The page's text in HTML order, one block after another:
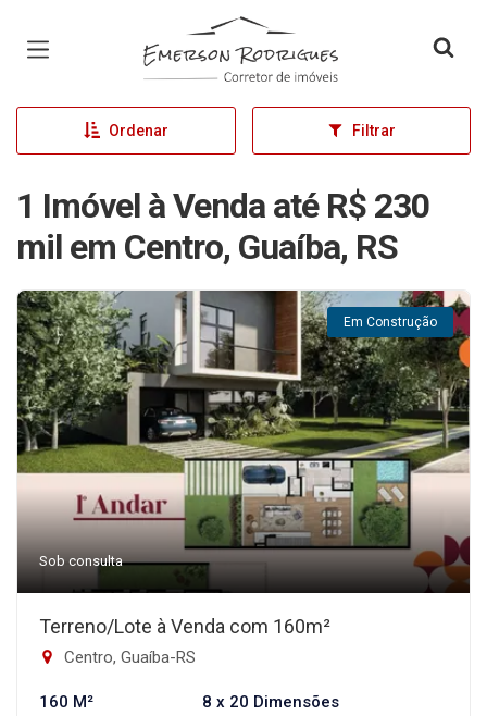
Página inicial
Ordenar Filtrar
1 Imóvel à Venda até R$ 230
mil em Centro, Guaíba, RS
Em Construção
Sob consulta
Terreno/Lote à Venda com 160m²
Centro, Guaíba-RS
160 M² 8 x 20 Dimensões